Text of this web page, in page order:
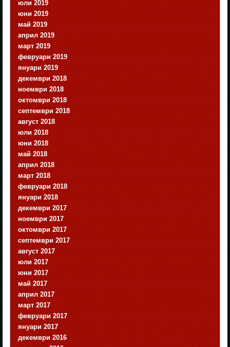
юли 2019
юни 2019
май 2019
април 2019
март 2019
февруари 2019
януари 2019
декември 2018
ноември 2018
октомври 2018
септември 2018
август 2018
юли 2018
юни 2018
май 2018
април 2018
март 2018
февруари 2018
януари 2018
декември 2017
ноември 2017
октомври 2017
септември 2017
август 2017
юли 2017
юни 2017
май 2017
април 2017
март 2017
февруари 2017
януари 2017
декември 2016